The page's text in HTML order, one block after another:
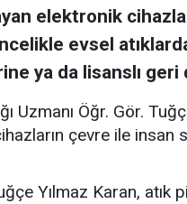
elektronik
evsel
ya da lisanslı
Uzmanı Öğr. Gör.
çevre ile insan
Yılmaz Karan,